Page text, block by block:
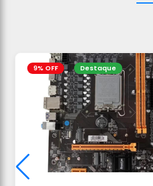
9% OFF Destaque